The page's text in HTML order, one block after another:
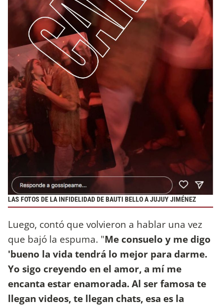
LAS FOTOS DE LA INFIDELIDAD DE BAUTI BELLO A JUJUY JIMÉNEZ
Luego, contó que volvieron a hablar una vez
que bajó la espuma. "Me consuelo y me digo
'bueno la vida tendrá lo mejor para darme.
Yo sigo creyendo en el amor, a mí me
encanta estar enamorada. Al ser famosa te
llegan videos, te llegan chats, esa es la